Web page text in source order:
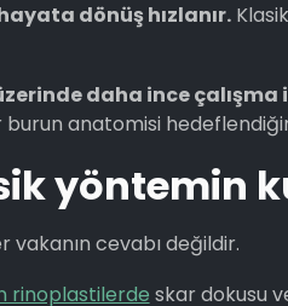
dönüş hızlanır.
daha ince çalışma
burun anatomisi
yöntemin
vakanın cevabı değildir.
rinoplastilerde skar dokusu